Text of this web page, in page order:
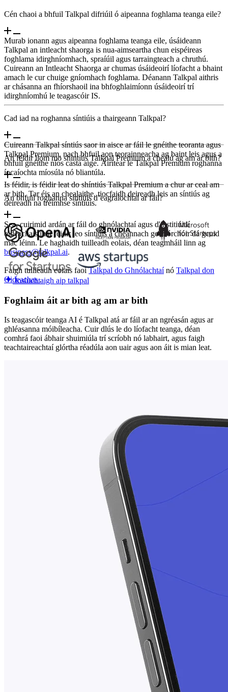
Cén chaoi a bhfuil Talkpal difriúil ó aipeanna foghlama teanga eile?
Murab ionann agus aipeanna foghlama teanga eile, úsáideann
Talkpal an intleacht shaorga is nua-aimseartha chun eispéireas
foghlama idirghníomhach, spraíúil agus tarraingteach a chruthú.
Cuireann an Intleacht Shaorga ar chumas úsáideoirí líofacht a bhaint
amach le cur chuige gníomhach foghlama. Déanann Talkpal aithris
ar chásanna an fhíorshaoil ina bhfoghlaimíonn úsáideoirí trí
idirghníomhú le teagascóir IS.
Cad iad na roghanna síntiúis a thairgeann Talkpal?
Cuireann Talkpal síntiús saor in aisce ar fáil le gnéithe teoranta agus
Talkpal Premium, nach bhfuil aon teorainneacha ag baint leis agus a
bhfuil gnéithe níos casta aige. Áirítear le Talkpal Premium roghanna
íocaíochta míosúla nó bliantúla.
An féidir liom mo shíntiús Talkpal Premium a chealú ag am ar bith?
Is féidir, is féidir leat do shíntiús Talkpal Premium a chur ar ceal am
ar bith. Tar éis an chealaithe, tiocfaidh deireadh leis an síntiús ag
deireadh na tréimhse síntiúis.
An bhfuil roghanna síntiúis d’eagraíochtaí ar fáil?
Sea, cuirimid ardán ar fáil do ghnólachtaí agus d'institiúidí
oideachais inar féidir leo síntiúis a cheannach go mórchóir dá gcuid
mac léinn. Le haghaidh tuilleadh eolais, déan teagmháil linn ag
business@talkpal.ai.
Faigh tuilleadh eolais faoiTalkpal do Ghnólachtaínó Talkpal don
Oideachas.
Íosluchtaigh aip talkpal
Foghlaim áit ar bith ag am ar bith
Is teagascóir teanga AI é Talkpal atá ar fáil ar an ngréasán agus ar
ghléasanna móibíleacha. Cuir dlús le do líofacht teanga, déan
comhrá faoi ábhair shuimiúla trí scríobh nó labhairt, agus faigh
teachtaireachtaí glórtha réadúla aon uair agus aon áit is mian leat.